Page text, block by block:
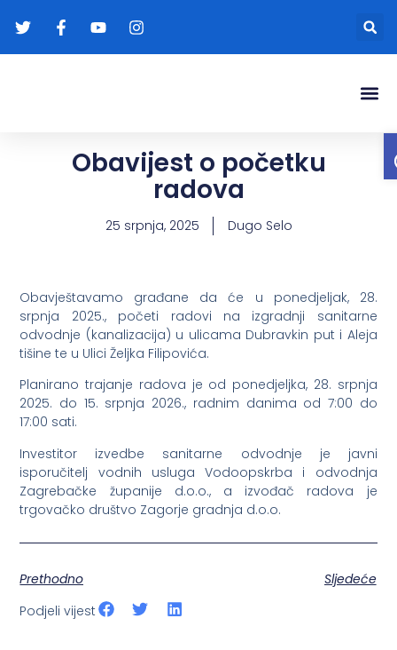
Obavijest o početku
radova
25 srpnja, 2025 Dugo Selo
Obavještavamo građane da će u ponedjeljak, 28.
srpnja 2025., početi radovi na izgradnji sanitarne
odvodnje (kanalizacija) u ulicama Dubravkin put i Aleja
tišine te u Ulici Željka Filipovića.
Planirano trajanje radova je od ponedjeljka, 28. srpnja
2025. do 15. srpnja 2026., radnim danima od 7:00 do
17:00 sati.
Investitor izvedbe sanitarne odvodnje je javni
isporučitelj vodnih usluga Vodoopskrba i odvodnja
Zagrebačke županije d.o.o., a izvođač radova je
trgovačko društvo Zagorje gradnja d.o.o.
Prethodno
Sljedeće
Podjeli vijest